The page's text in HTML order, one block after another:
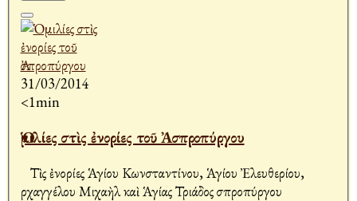
31/03/2014
<1min
Ὁμιλίες στὶς ἐνορίες τοῦ Ἀσπροπύργου
Τὶς ἐνορίες Ἁγίου Κωνσταντίνου, Ἁγίου Ἐλευθερίου,
Ἀρχαγγέλου Μιχαὴλ καὶ Ἁγίας Τριάδος Ἀσπροπύργου